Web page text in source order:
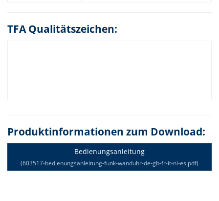
TFA Qualitätszeichen:
Produktinformationen zum Download:
Bedienungsanleitung
(603517-bedienungsanleitung-funk-wanduhr-de-gb-fr-it-nl-es.pdf)